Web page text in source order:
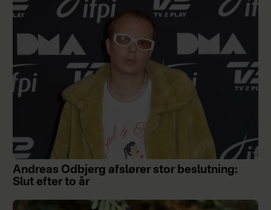
Andreas Odbjerg afslører stor beslutning:
Slut efter to år